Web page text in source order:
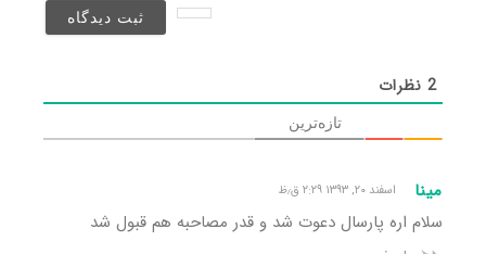
2نظرات
تازه‌ترین
مینا اسفند ۲۰, ۱۳۹۳ ۲:۲۹ ق٫ظ
سلام اره پارسال دعوت شد و قدر مصاحبه هم قبول شد